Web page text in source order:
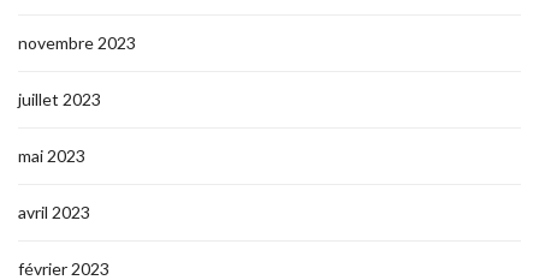
novembre 2023
juillet 2023
mai 2023
avril 2023
février 2023